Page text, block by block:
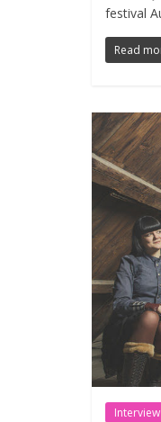
festival
Read
Interview